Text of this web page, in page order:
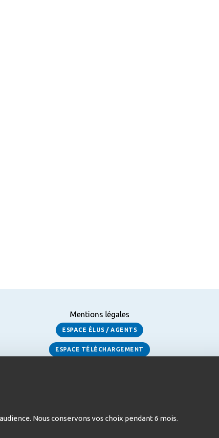
Mentions légales
ESPACE ÉLUS / AGENTS
ESPACE TÉLÉCHARGEMENT
Nous conservons vos choix pendant 6 mois.